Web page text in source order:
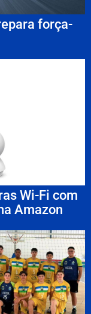
força-
Wi-Fi com
Amazon